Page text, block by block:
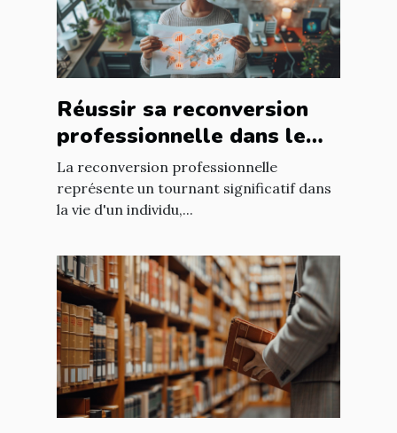
Réussir sa reconversion
professionnelle dans le
secteur technologique
plan d'action et
compétences requises
La reconversion professionnelle
représente un tournant significatif dans
la vie d'un individu,...